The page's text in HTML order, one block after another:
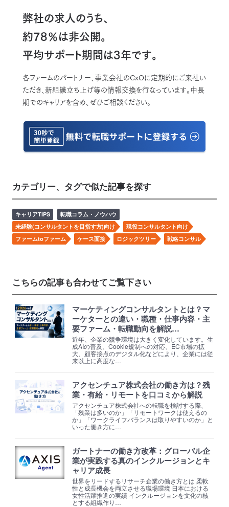
弊社の求人のうち、
約78％は非公開。
平均サポート期間は3年です。
各ファームのパートナー、事業会社のCxOに定期的にご来社い
ただき、新組織立ち上げ等の情報交換を行なっています。中長
期でのキャリアを含め、ぜひご相談ください。
カテゴリー、タグで似た記事を探す
キャリアTIPS
転職コラム・ノウハウ
未経験(コンサルタントを目指す方)向け
現役コンサルタント向け
ファームtoファーム
ケース面接 ロジックツリー 戦略コンサル
こちらの記事も合わせてご覧下さい
マーケティングコンサルタントとは？マ
ーケターとの違い・職種・仕事内容・主
要ファーム・転職動向を解説…
近年、企業の競争環境は大きく変化しています。生
成AIの普及、Cookie規制への対応、EC市場の拡
大、顧客接点のデジタル化などにより、企業には従
来以上に高度な…
アクセンチュア株式会社の働き方は？残
業・有給・リモートを口コミから解説
アクセンチュア株式会社への転職を検討する際、
「残業は多いのか」「リモートワークは使えるの
か」「ワークライフバランスは取りやすいのか」と
いった働き方に…
ガートナーの働き方改革：グローバル企
業が実践する真のインクルージョンとキ
ャリア成長
世界をリードするリサーチ企業の働き方とは 柔軟
性と成長機会を両立させる職場環境 日本における
女性活躍推進の実績 インクルージョンを文化の核
とする組織作り…